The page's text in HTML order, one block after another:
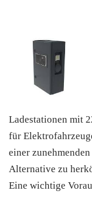
Ladestationen mit
für
einer
Alternative zu
Eine wichtige